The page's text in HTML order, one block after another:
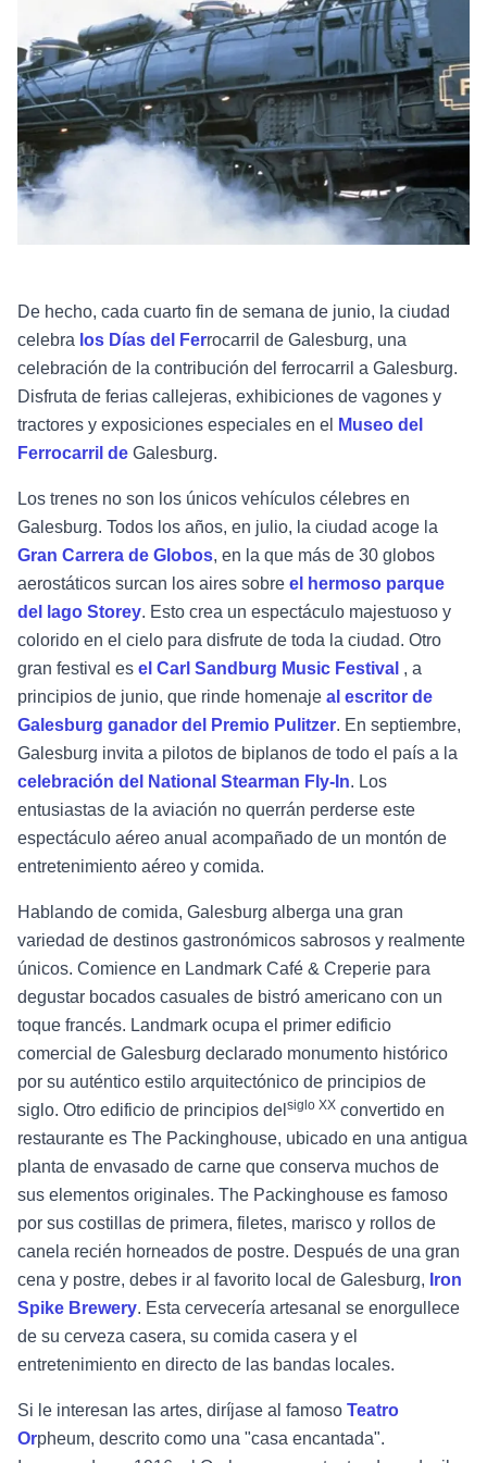
De hecho, cada cuarto fin de semana de junio, la ciudad
celebra los Días del Ferrocarril de Galesburg, una
celebración de la contribución del ferrocarril a Galesburg.
Disfruta de ferias callejeras, exhibiciones de vagones y
tractores y exposiciones especiales en el
Museo del
Ferrocarril de Galesburg.
Los trenes no son los únicos vehículos célebres en
Galesburg. Todos los años, en julio, la ciudad acoge la
Gran Carrera de Globos, en la que más de 30 globos
aerostáticos surcan los aires sobre el hermoso parque
del lago Storey. Esto crea un espectáculo majestuoso y
colorido en el cielo para disfrute de toda la ciudad. Otro
gran festival es el Carl Sandburg Music Festival , a
principios de junio, que rinde homenaje al escritor de
Galesburg ganador del Premio Pulitzer. En septiembre,
Galesburg invita a pilotos de biplanos de todo el país a la
celebración del National Stearman Fly-In. Los
entusiastas de la aviación no querrán perderse este
espectáculo aéreo anual acompañado de un montón de
entretenimiento aéreo y comida.
Hablando de comida, Galesburg alberga una gran
variedad de destinos gastronómicos sabrosos y realmente
únicos. Comience en Landmark Café & Creperie para
degustar bocados casuales de bistró americano con un
toque francés. Landmark ocupa el primer edificio
comercial de Galesburg declarado monumento histórico
por su auténtico estilo arquitectónico de principios de
siglo. Otro edificio de principios del siglo XX convertido en
restaurante es The Packinghouse, ubicado en una antigua
planta de envasado de carne que conserva muchos de
sus elementos originales. The Packinghouse es famoso
por sus costillas de primera, filetes, marisco y rollos de
canela recién horneados de postre. Después de una gran
cena y postre, debes ir al favorito local de Galesburg, Iron
Spike Brewery. Esta cervecería artesanal se enorgullece
de su cerveza casera, su comida casera y el
entretenimiento en directo de las bandas locales.
Si le interesan las artes, diríjase al famoso Teatro
Orpheum, descrito como una "casa encantada".